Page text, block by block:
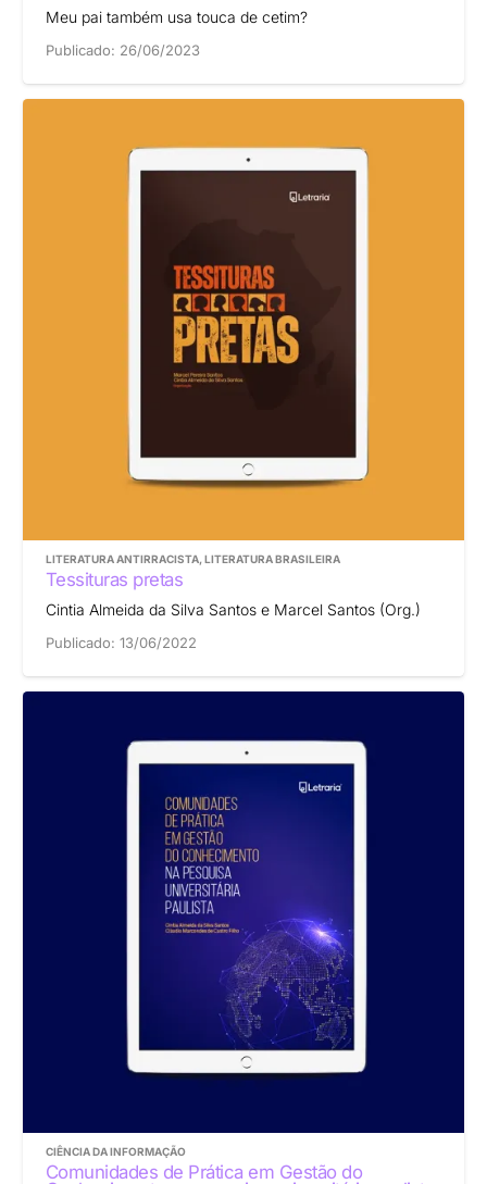
Meu pai também usa touca de cetim?
Publicado: 26/06/2023
LITERATURA ANTIRRACISTA, LITERATURA BRASILEIRA
Tessituras pretas
Cintia Almeida da Silva Santos e Marcel Santos (Org.)
Publicado: 13/06/2022
CIÊNCIA DA INFORMAÇÃO
Comunidades de Prática em Gestão do